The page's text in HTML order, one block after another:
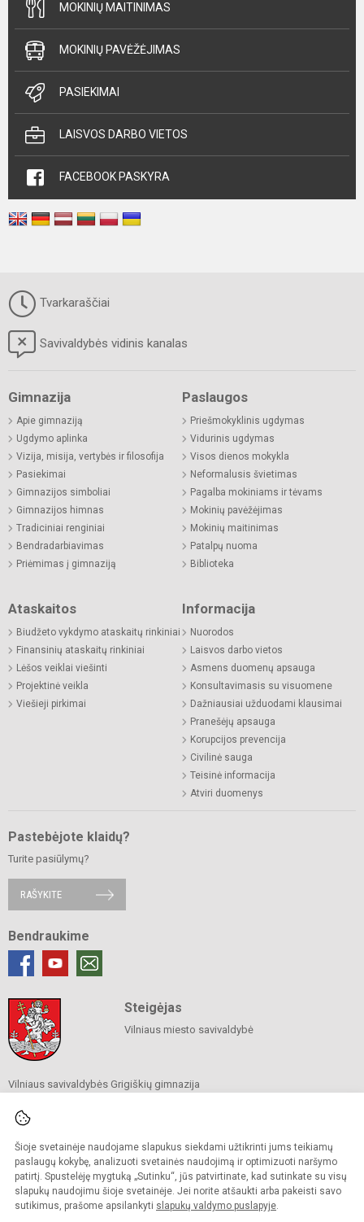
Šioje svetainėje naudojame slapukus siekdami užtikrinti jums teikiamų
paslaugų kokybę, analizuoti svetainės naudojimą ir optimizuoti naršymo
patirtį. Spustelėję mygtuką „Sutinku“, jūs patvirtinate, kad sutinkate su visų
slapukų naudojimu šioje svetainėje. Jei norite atšaukti arba pakeisti savo
sutikimus, prašome apsilankyti slapukų valdymo puslapyje.
MOKINIŲ MAITINIMAS
MOKINIŲ PAVĖŽĖJIMAS
PASIEKIMAI
LAISVOS DARBO VIETOS
FACEBOOK PASKYRA
Tvarkaraščiai
Savivaldybės vidinis kanalas
Gimnazija
Apie gimnaziją
Ugdymo aplinka
Vizija, misija, vertybės ir filosofija
Pasiekimai
Gimnazijos simboliai
Gimnazijos himnas
Tradiciniai renginiai
Bendradarbiavimas
Priėmimas į gimnaziją
Paslaugos
Priešmokyklinis ugdymas
Vidurinis ugdymas
Visos dienos mokykla
Neformalusis švietimas
Pagalba mokiniams ir tėvams
Mokinių pavėžėjimas
Mokinių maitinimas
Patalpų nuoma
Biblioteka
Ataskaitos
Biudžeto vykdymo ataskaitų rinkiniai
Finansinių ataskaitų rinkiniai
Lėšos veiklai viešinti
Projektinė veikla
Viešieji pirkimai
Informacija
Nuorodos
Laisvos darbo vietos
Asmens duomenų apsauga
Konsultavimasis su visuomene
Dažniausiai užduodami klausimai
Pranešėjų apsauga
Korupcijos prevencija
Civilinė sauga
Teisinė informacija
Atviri duomenys
Pastebėjote klaidų?
Turite pasiūlymų?
RAŠYKITE
Bendraukime
Steigėjas
Vilniaus miesto savivaldybė
Vilniaus savivaldybės Grigiškių gimnazija
Kovo 11-osios g. 21, Vilnius 27105
Tel./ faks.
El. p.rastine@grigiskiugimnazija.lt
Duomenys kaupiami ir saugomi
Juridinių asmenų registre
Įmonės kodas 190661333